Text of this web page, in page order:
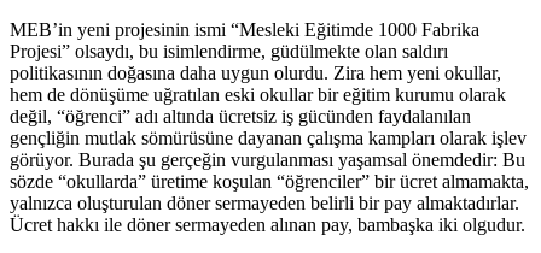
MEB’in yeni projesinin ismi “Mesleki Eğitimde 1000 Fabrika
Projesi” olsaydı, bu isimlendirme, güdülmekte olan saldırı
politikasının doğasına daha uygun olurdu. Zira hem yeni okullar,
hem de dönüşüme uğratılan eski okullar bir eğitim kurumu olarak
değil, “öğrenci” adı altında ücretsiz iş gücünden faydalanılan
gençliğin mutlak sömürüsüne dayanan çalışma kampları olarak işlev
görüyor. Burada şu gerçeğin vurgulanması yaşamsal önemdedir: Bu
sözde “okullarda” üretime koşulan “öğrenciler” bir ücret almamakta,
yalnızca oluşturulan döner sermayeden belirli bir pay almaktadırlar.
Ücret hakkı ile döner sermayeden alınan pay, bambaşka iki olgudur.